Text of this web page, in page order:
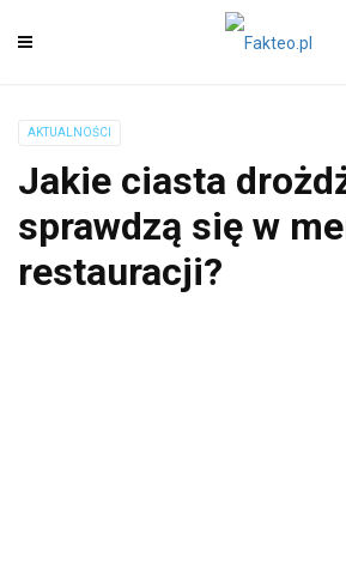
AKTUALNOŚCI
Jakie ciasta
sprawdzą się w
restauracji?